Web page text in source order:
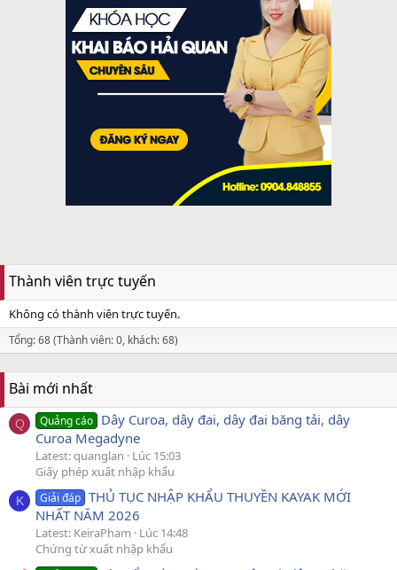
Thành viên trực tuyến
Không có thành viên trực tuyến.
Tổng: 68 (Thành viên: 0, khách: 68)
Bài mới nhất
Q Quảng cáo Dây Curoa, dây đai, dây đai băng tải, dây
Curoa Megadyne
Latest: quanglan
Lúc 15:03
Giấy phép xuất nhập khẩu
K Giải đáp THỦ TỤC NHẬP KHẨU THUYỀN KAYAK MỚI
NHẤT NĂM 2026
Latest: KeiraPham
Lúc 14:48
Chứng từ xuất nhập khẩu